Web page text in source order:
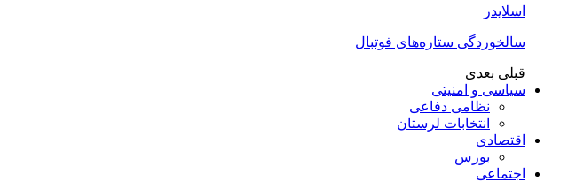
اسلایدر
سالخوردگی ستاره‌های فوتبال
قبلی بعدی
سیاسی و امنیتی
نظامی دفاعی
انتخابات لرستان
اقتصادی
بورس
اجتماعی